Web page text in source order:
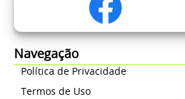
Navegação
Política de Privacidade
Termos de Uso